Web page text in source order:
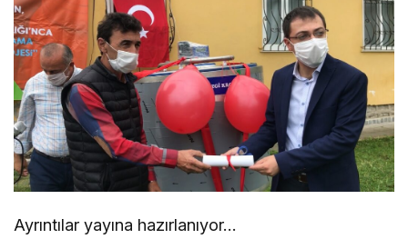
Ayrıntılar yayına hazırlanıyor…